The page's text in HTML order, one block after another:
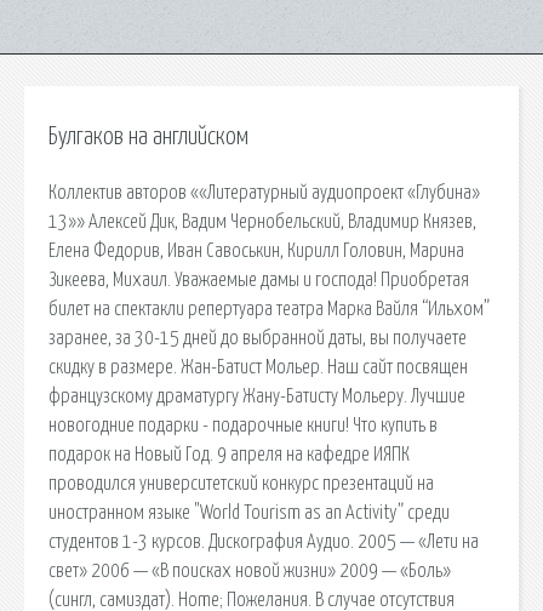
Булгаков на английском
Коллектив авторов ««Литературный аудиопроект «Глубина»
13»» Алексей Дик, Вадим Чернобельский, Владимир Князев,
Елена Федорив, Иван Савоськин, Кирилл Головин, Марина
Зикеева, Михаил. Уважаемые дамы и господа! Приобретая
билет на спектакли репертуара театра Марка Вайля “Ильхом”
заранее, за 30-15 дней до выбранной даты, вы получаете
скидку в размере. Жан-Батист Мольер. Наш сайт посвящен
французскому драматургу Жану-Батисту Мольеру. Лучшие
новогодние подарки - подарочные книги! Что купить в
подарок на Новый Год. 9 апреля на кафедре ИЯПК
проводился университетский конкурс презентаций на
иностранном языке "World Tourism as an Activity” среди
студентов 1-3 курсов. Дискография Аудио. 2005 — «Лети на
свет» 2006 — «В поисках новой жизни» 2009 — «Боль»
(сингл, самиздат). Home; Пожелания. В случае отсутствия